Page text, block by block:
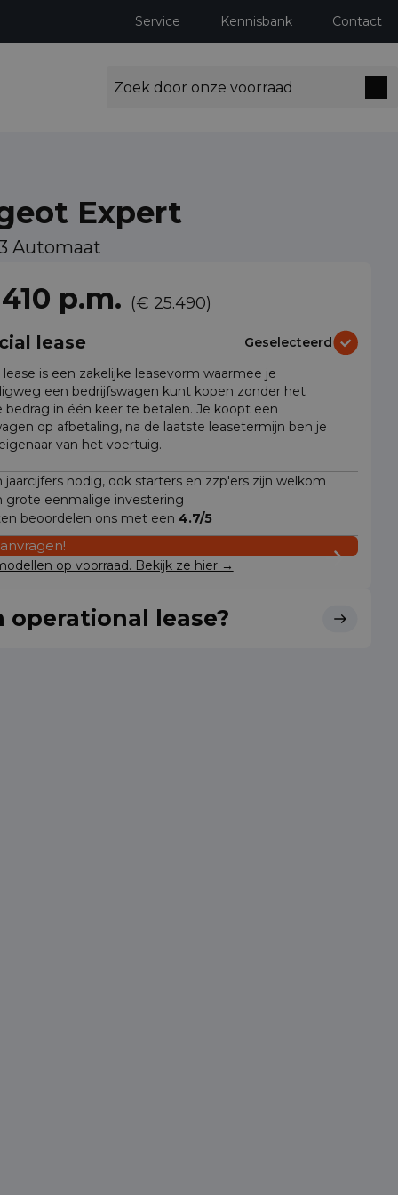
Service Kennisbank Contact
Expert
Automaat
p.m. (€ 25.490)
lease
Geselecteerd
lease is een zakelijke leasevorm waarmee je
een bedrijfswagen kunt kopen zonder het
bedrag in één keer te betalen. Je koopt een
op afbetaling, na de laatste leasetermijn ben je
van het voertuig.
jaarcijfers nodig, ook starters en zzp'ers zijn welkom
grote eenmalige investering
beoordelen ons met een 4.7/5
op voorraad. Bekijk ze hier →
operational lease?